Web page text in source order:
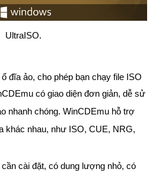
UltraISO.
đĩa ảo, cho phép bạn chạy file ISO
có giao diện đơn giản, dễ sử
nhanh chóng. WinCDEmu hỗ trợ
khác nhau, như ISO, CUE, NRG,
cài đặt, có dung lượng nhỏ, có